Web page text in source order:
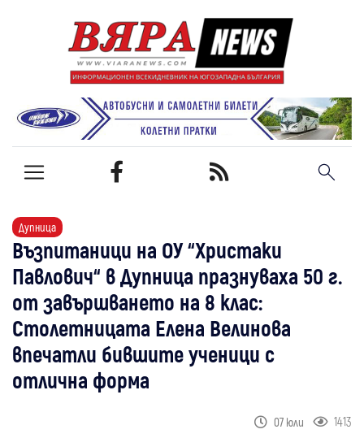
Дупница
Възпитаници на ОУ “Христаки
Павлович“ в Дупница празнуваха 50 г.
от завършването на 8 клас:
Столетницата Елена Велинова
впечатли бившите ученици с
отлична форма
07 юли 1413